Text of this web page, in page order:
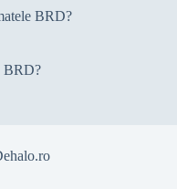
BRD?
BRD?